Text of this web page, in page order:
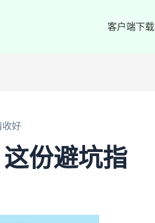
客户端下载
收好
份避坑指